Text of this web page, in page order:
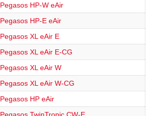
Pegasos HP-W eAir
Pegasos HP-E eAir
Pegasos XL eAir E
Pegasos XL eAir E-CG
Pegasos XL eAir W
Pegasos XL eAir W-CG
Pegasos HP eAir
Pegasos TwinTropic CW-E